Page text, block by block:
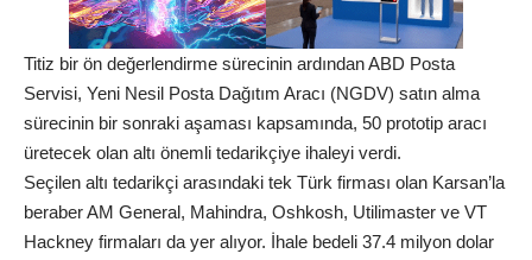
Titiz bir ön değerlendirme sürecinin ardından ABD Posta
Servisi, Yeni Nesil Posta Dağıtım Aracı (NGDV) satın alma
sürecinin bir sonraki aşaması kapsamında, 50 prototip aracı
üretecek olan altı önemli tedarikçiye ihaleyi verdi.
Seçilen altı tedarikçi arasındaki tek Türk firması olan Karsan’la
beraber AM General, Mahindra, Oshkosh, Utilimaster ve VT
Hackney firmaları da yer alıyor. İhale bedeli 37.4 milyon dolar